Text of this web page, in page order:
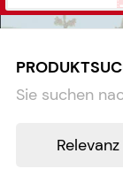
Sie suchen